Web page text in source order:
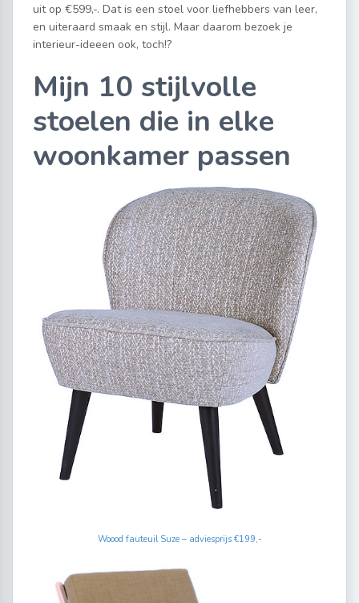
uit op €599,-. Dat is een stoel voor liefhebbers van leer,
en uiteraard smaak en stijl. Maar daarom bezoek je
interieur-ideeen ook, toch!?
Mijn 10 stijlvolle
stoelen die in elke
woonkamer passen
Woood fauteuil Suze – adviesprijs €199,-